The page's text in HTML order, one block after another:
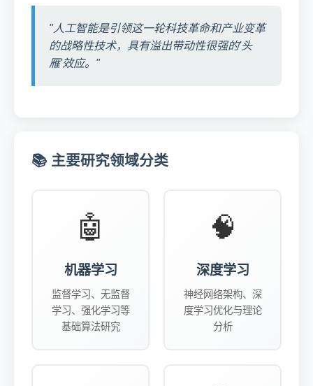
"人工智能是引领这一轮科技革命和产业变革
的战略性技术，具有溢出带动性很强的'头
雁'效应。"
📚 主要研究领域分类
🤖
机器学习
监督学习、无监督
学习、强化学习等
基础算法研究
🧠
深度学习
神经网络架构、深
度学习优化与理论
分析